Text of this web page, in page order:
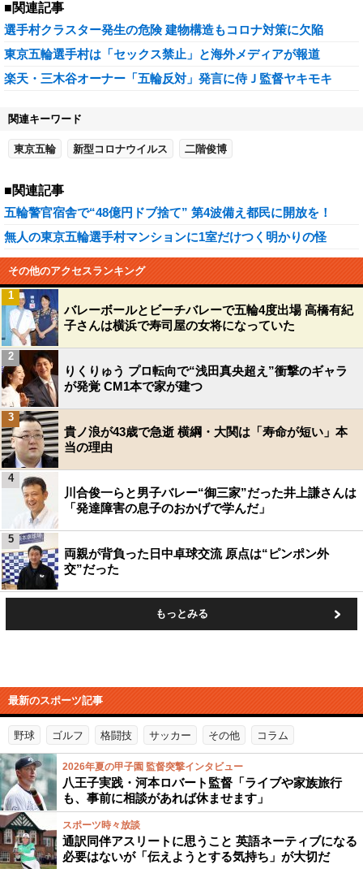
■関連記事
選手村クラスター発生の危険 建物構造もコロナ対策に欠陥
東京五輪選手村は「セックス禁止」と海外メディアが報道
楽天・三木谷オーナー「五輪反対」発言に侍Ｊ監督ヤキモキ
関連キーワード
東京五輪 新型コロナウイルス 二階俊博
■関連記事
五輪警官宿舎で“48億円ドブ捨て” 第4波備え都民に開放を！
無人の東京五輪選手村マンションに1室だけつく明かりの怪
その他のアクセスランキング
バレーボールとビーチバレーで五輪4度出場 高橋有紀
子さんは横浜で寿司屋の女将になっていた
1
りくりゅう プロ転向で“浅田真央超え”衝撃のギャラ
が発覚 CM1本で家が建つ
2
貴ノ浪が43歳で急逝 横綱・大関は「寿命が短い」本
当の理由
3
川合俊一らと男子バレー“御三家”だった井上謙さんは
「発達障害の息子のおかげで学んだ」
4
両親が背負った日中卓球交流 原点は“ピンポン外
交”だった
5
もっとみる
最新のスポーツ記事
野球 ゴルフ 格闘技 サッカー その他 コラム
2026年夏の甲子園 監督突撃インタビュー
八王子実践・河本ロバート監督「ライブや家族旅行
も、事前に相談があれば休ませます」
スポーツ時々放談
通訳同伴アスリートに思うこと 英語ネーティブになる
必要はないが「伝えようとする気持ち」が大切だ